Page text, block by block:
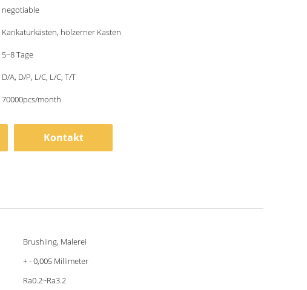
negotiable
Karikaturkästen, hölzerner Kasten
5~8 Tage
D/A, D/P, L/C, L/C, T/T
70000pcs/month
Kontakt
Brushiing, Malerei
+ - 0,005 Millimeter
Ra0.2~Ra3.2